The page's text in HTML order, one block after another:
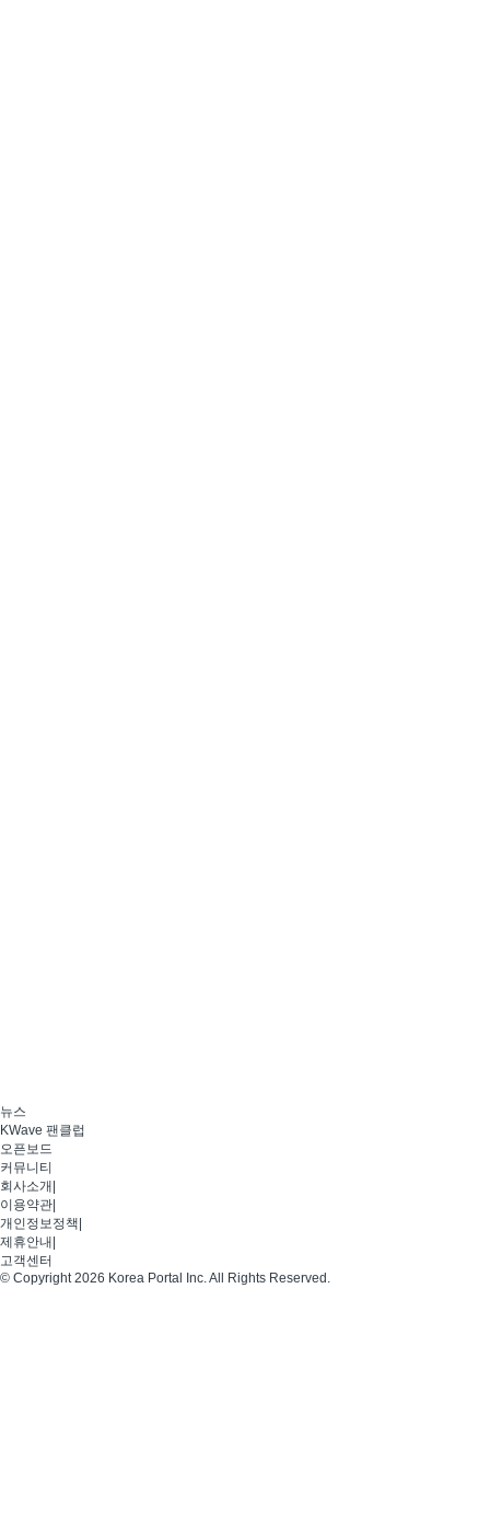
뉴스
KWave 팬클럽
오픈보드
커뮤니티
회사소개
이용약관
개인정보정책
제휴안내
고객센터
© Copyright 2026 Korea Portal Inc. All Rights Reserved.